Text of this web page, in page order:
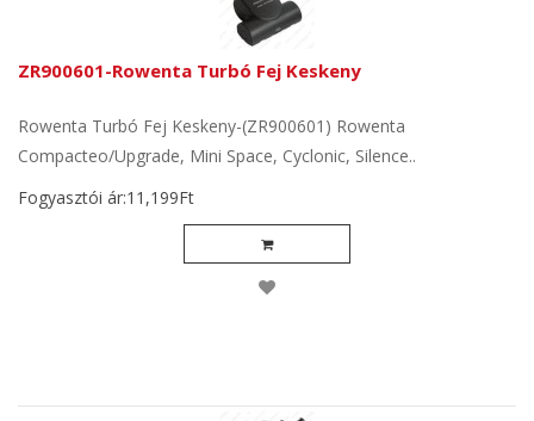
ZR900601-Rowenta Turbó Fej Keskeny
Rowenta Turbó Fej Keskeny-(ZR900601) Rowenta
Compacteo/Upgrade, Mini Space, Cyclonic, Silence..
Fogyasztói ár:11,199Ft